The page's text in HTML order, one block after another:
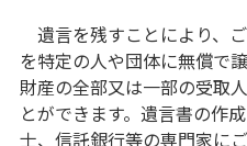
遺言を残すことにより、
を特定の人や団体に無償で
財産の全部又は一部の受取
とができます。遺言書の作
士、信託銀行等の専門家に